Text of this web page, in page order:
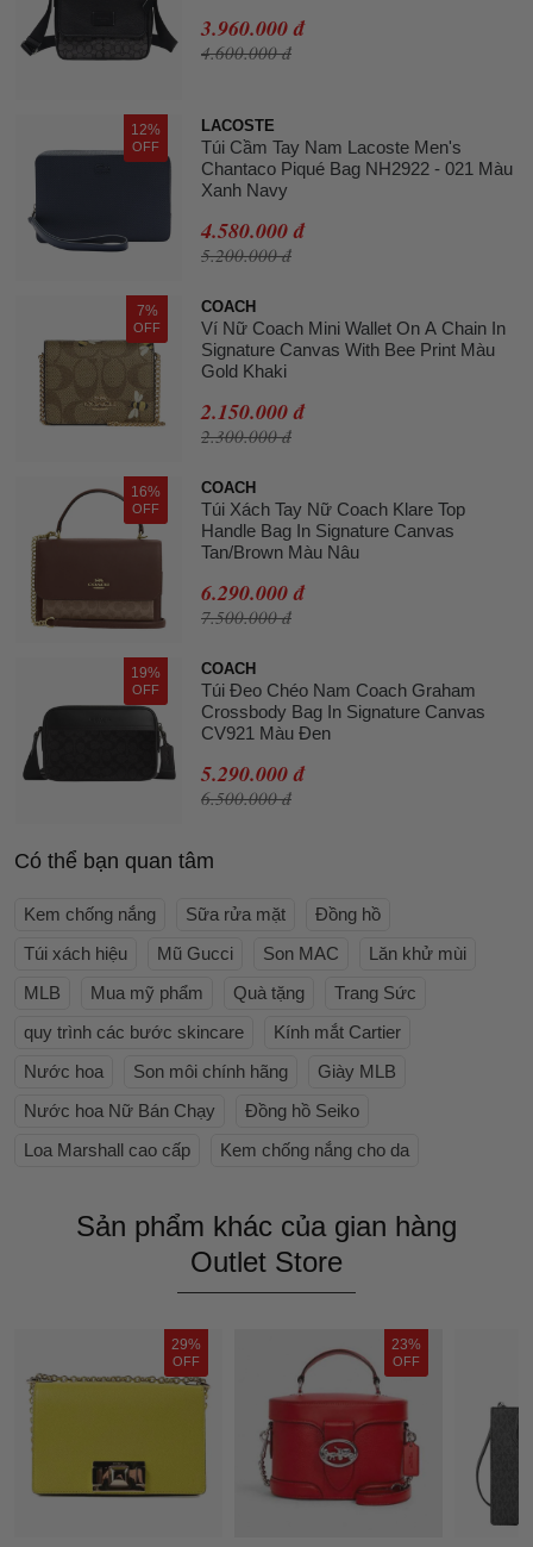
3.960.000 đ
4.600.000 đ
12%
OFF
LACOSTE
Túi Cầm Tay Nam Lacoste Men's
Chantaco Piqué Bag NH2922 - 021 Màu
Xanh Navy
4.580.000 đ
5.200.000 đ
7%
OFF
COACH
Ví Nữ Coach Mini Wallet On A Chain In
Signature Canvas With Bee Print Màu
Gold Khaki
2.150.000 đ
2.300.000 đ
16%
OFF
COACH
Túi Xách Tay Nữ Coach Klare Top
Handle Bag In Signature Canvas
Tan/Brown Màu Nâu
6.290.000 đ
7.500.000 đ
19%
OFF
COACH
Túi Đeo Chéo Nam Coach Graham
Crossbody Bag In Signature Canvas
CV921 Màu Đen
5.290.000 đ
6.500.000 đ
Có thể bạn quan tâm
Kem chống nắng Sữa rửa mặt
Đồng hồ
Túi xách hiệu
Mũ Gucci Son MAC
Lăn khử mùi
MLB
Mua mỹ phẩm Quà tặng
Trang Sức
quy trình các bước skincare
Kính mắt Cartier
Nước hoa
Son môi chính hãng
Giày MLB
Nước hoa Nữ Bán Chạy
Đồng hồ Seiko
Loa Marshall cao cấp
Kem chống nắng cho da
Sản phẩm khác của gian hàng
Outlet Store
29%
OFF
23%
OFF